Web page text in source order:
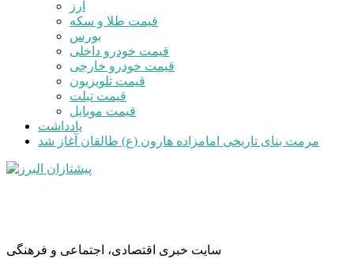
ارز
قیمت طلا و سکه
بورس
قیمت خودرو داخلی
قیمت خودرو خارجی
قیمت تلویزیون
قیمت تبلت
قیمت موبایل
یادداشت
مرمت بنای تاریخی امامزاده هارون (ع) طالقان آغاز شد
سایت خبری اقتصادی، اجتماعی و فرهنگی